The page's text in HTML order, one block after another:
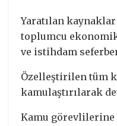
Yaratılan
toplumcu
ve istihdam
Özelleştirilen tüm
kamulaştırılarak
Kamu görevlilerine